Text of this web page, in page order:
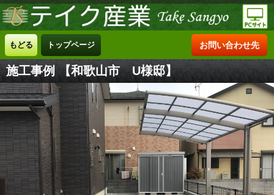
もどる トップページ お問い合わせ先
施工事例 【和歌山市 U様邸】